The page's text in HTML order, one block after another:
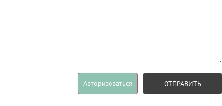
Авторизоваться ОТПРАВИТЬ